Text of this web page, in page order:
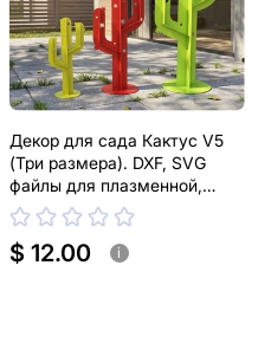
Декор для сада Кактус V5
(Три размера). DXF, SVG
файлы для плазменной,
лазерной резки
$ 12.00 i